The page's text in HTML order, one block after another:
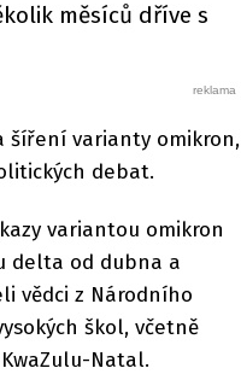
měsíců dříve s
šíření varianty omikron,
debat.
variantou omikron
delta od dubna a
vědci z Národního
škol, včetně
Natal.